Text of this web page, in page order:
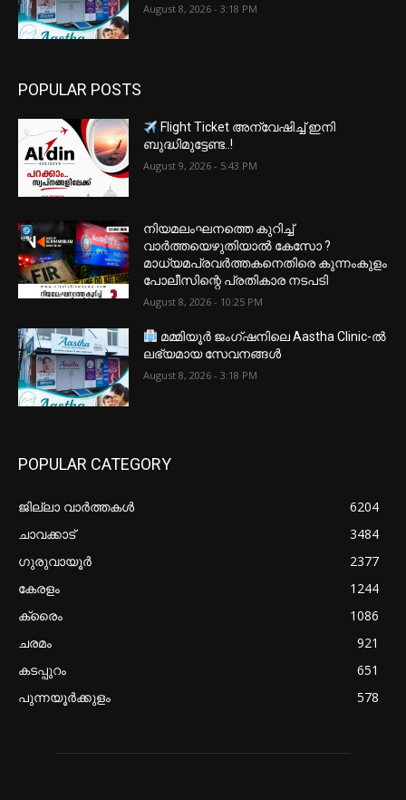
August 8, 2026 - 3:18 PM
POPULAR POSTS
Flight Ticket അന്വേഷിച്ച് ഇനി
ബുദ്ധിമുട്ടേണ്ട..!
August 9, 2026 - 5:43 PM
നിയമലംഘനത്തെ കുറിച്ച്
വാർത്തയെഴുതിയാൽ കേസോ ?
മാധ്യമപ്രവർത്തകനെതിരെ കുന്നംകുളം
പോലീസിന്റെ പ്രതികാര നടപടി
August 8, 2026 - 10:25 PM
മമ്മിയൂർ ജംഗ്ഷനിലെ Aastha Clinic-ൽ
ലഭ്യമായ സേവനങ്ങൾ
August 8, 2026 - 3:18 PM
POPULAR CATEGORY
ജില്ലാ വാർത്തകൾ
6204
ചാവക്കാട്
3484
ഗുരുവായൂർ
2377
കേരളം
1244
ക്രൈം
1086
ചരമം
921
കടപ്പുറം
651
പുന്നയൂർക്കുളം
578